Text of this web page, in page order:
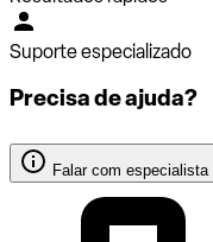
Suporte especializado
Precisa de ajuda?
Falar com especialista